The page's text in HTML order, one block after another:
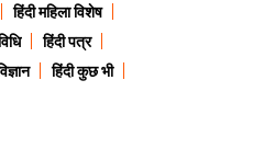
हिंदी महिला विशेष
हिंदी पत्र
हिंदी कुछ भी